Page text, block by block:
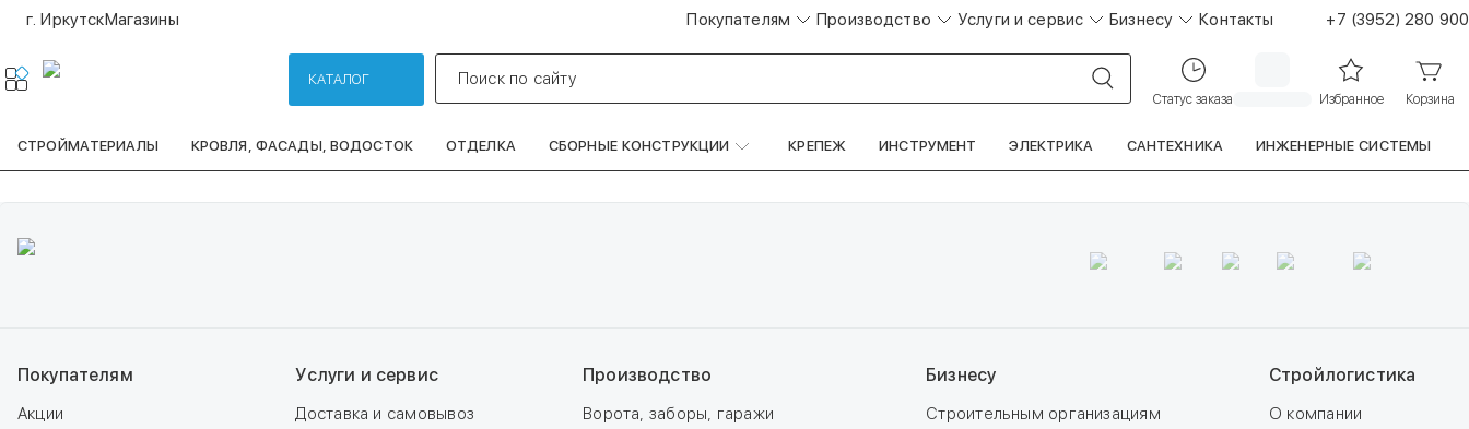
г. ИркутскМагазины Покупателям Производство Услуги и сервис Бизнесу Контакты +7 (3952) 280 900
КАТАЛОГ Поиск по сайту
Статус заказа Избранное Корзина
СТРОЙМАТЕРИАЛЫ КРОВЛЯ, ФАСАДЫ, ВОДОСТОК ОТДЕЛКА СБОРНЫЕ КОНСТРУКЦИИ КРЕПЕЖ ИНСТРУМЕНТ ЭЛЕКТРИКА САНТЕХНИКА ИНЖЕНЕРНЫЕ СИСТЕМЫ
Покупателям
Акции
Услуги и сервис
Доставка и самовывоз
Производство
Ворота, заборы, гаражи
Бизнесу
Строительным организациям
Стройлогистика
О компании